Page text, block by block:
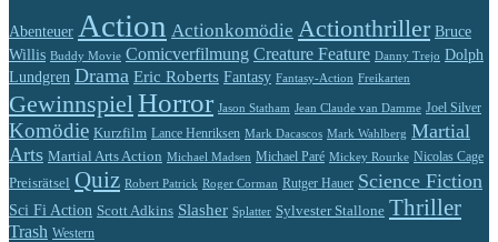
Abenteuer Action Actionkomödie Actionthriller Bruce
Willis Buddy Movie Comicverfilmung Creature Feature Danny Trejo Dolph
Lundgren Drama Eric Roberts Fantasy Fantasy-Action Freikarten
Gewinnspiel Horror Jason Statham Jean Claude van Damme Joel Silver
Komödie Kurzfilm Lance Henriksen Mark Dacascos Mark Wahlberg Martial
Arts Martial Arts Action Michael Madsen Michael Paré Mickey Rourke Nicolas Cage
Preisrätsel Quiz Robert Patrick Roger Corman Rutger Hauer Science Fiction
Sci Fi Action Scott Adkins Slasher Splatter Sylvester Stallone Thriller
Trash Western